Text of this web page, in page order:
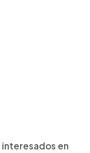
en